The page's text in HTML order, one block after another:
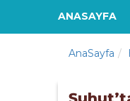
ANASAYFA
AnaSayfa